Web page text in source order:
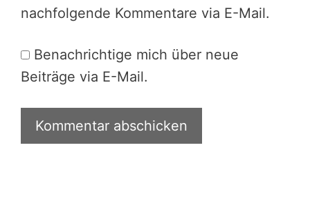
nachfolgende Kommentare via E-Mail.
Benachrichtige mich über neue
Beiträge via E-Mail.